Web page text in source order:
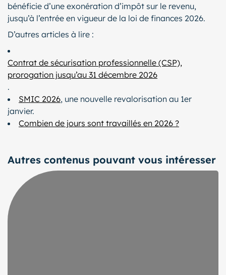
bénéficie d’une exonération d’impôt sur le revenu,
jusqu’à l’entrée en vigueur de la loi de finances 2026.
D’autres articles à lire :
Contrat de sécurisation professionnelle (CSP),
prorogation jusqu’au 31 décembre 2026
.
SMIC 2026, une nouvelle revalorisation au 1er
janvier.
Combien de jours sont travaillés en 2026 ?
Autres contenus pouvant vous intéresser